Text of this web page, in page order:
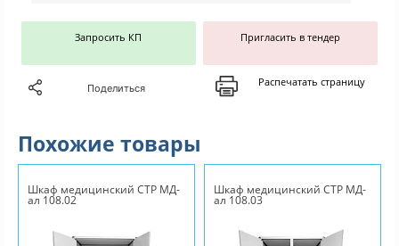
Запросить КП Пригласить в тендер
Поделиться Распечатать страницу
Похожие товары
Шкаф медицинский СТР МД-
ал 108.02
Шкаф медицинский СТР МД-
ал 108.03